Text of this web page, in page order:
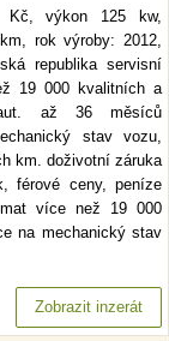
výkon 125 kw,
rok výroby: 2012,
republika servisní
19 000 kvalitních a
aut. až 36 měsíců
stav vozu,
km. doživotní záruka
férové ceny, peníze
více než 19 000
na mechanický stav
Zobrazit inzerát